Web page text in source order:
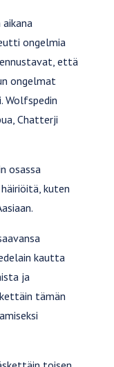
ongelmia
että
ongelmat
Chatterji
osassa
kuten
kautta
ja
tämän